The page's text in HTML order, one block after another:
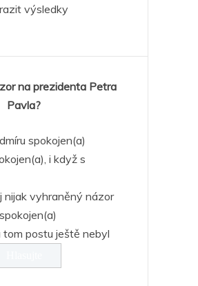
výsledky
na prezidenta Petra
Pavla?
spokojen(a)
i když s
nijak vyhraněný názor
tom postu ještě nebyl